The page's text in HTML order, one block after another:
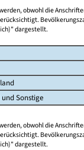
obwohl die
dargestellt.
Sonstige
obwohl die
dargestellt.